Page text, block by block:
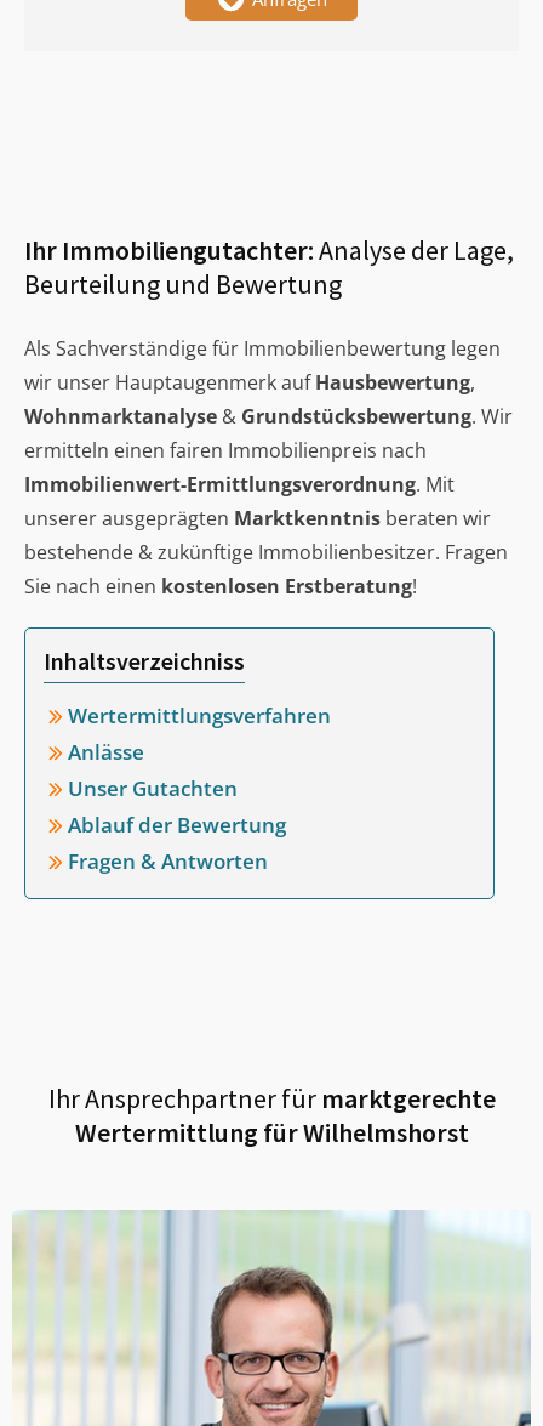
Ihr Immobiliengutachter:Analyse der Lage,
Beurteilung und Bewertung
Als Sachverständige für Immobilienbewertung legen
wir unser Hauptaugenmerk aufHausbewertung,
Wohnmarktanalyse & Grundstücksbewertung. Wir
ermitteln einen fairen Immobilienpreis nach
Immobilienwert-Ermittlungsverordnung. Mit
unserer ausgeprägten Marktkenntnis beraten wir
bestehende & zukünftige Immobilienbesitzer. Fragen
Sie nach einen kostenlosen Erstberatung!
Inhaltsverzeichniss
Wertermittlungsverfahren
Anlässe
Unser Gutachten
Ablauf der Bewertung
Fragen & Antworten
Ihr Ansprechpartner fürmarktgerechte
Wertermittlung fürWilhelmshorst